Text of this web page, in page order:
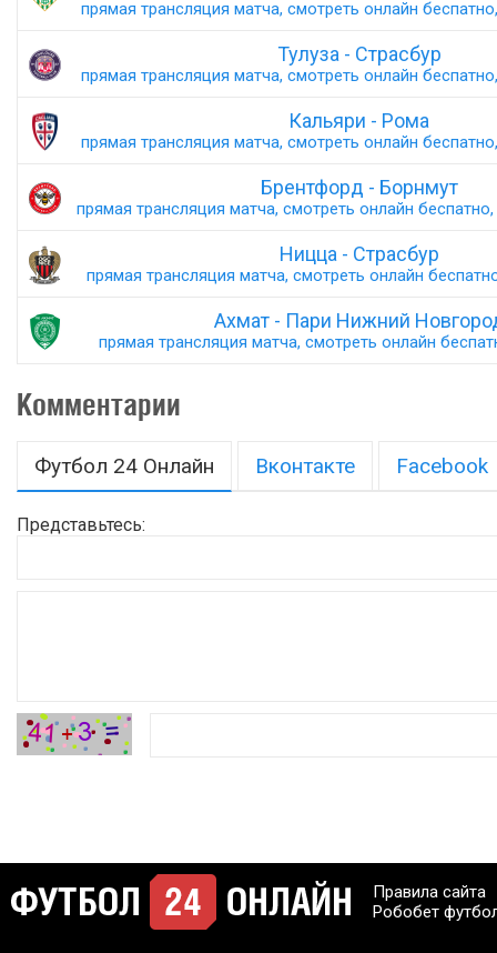
прямая трансляция матча, смотреть онлайн
Тулуза - Страсбур
прямая трансляция матча, смотреть онлайн
Кальяри - Рома
прямая трансляция матча, смотреть онлайн
Брентфорд - Борнмут
прямая трансляция матча, смотреть онлайн
Ницца - Страсбур
прямая трансляция матча, смотреть онлайн
Ахмат - Пари Нижний
прямая трансляция матча, смотреть онлайн
Комментарии
Футбол 24 Онлайн Вконтакте Facebook
Представьтесь:
Правила сайта
Робобет